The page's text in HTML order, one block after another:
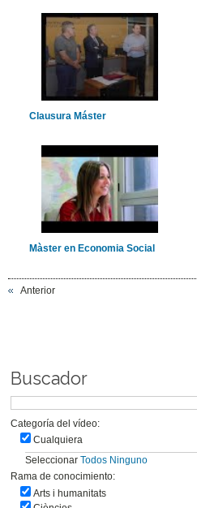
Clausura Máster
Màster en Economia Social
Anterior
Buscador
Categoría del vídeo:
Cualquiera
SeleccionarTodos Ninguno
Rama de conocimiento:
Arts i humanitats